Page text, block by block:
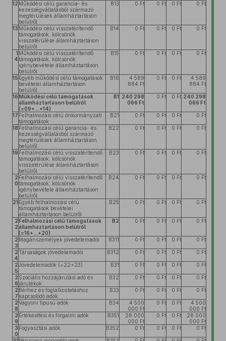
12 Működési célú garancia- és
kezességvállalásból származó
megtérülések államháztartáson
belülről
B13 0 Ft 0 Ft 0 Ft 0 Ft
13 Működési célú visszatérítendő
támogatások, kölcsönök
visszatérülése államháztartáson
belülről
B14 0 Ft 0 Ft 0 Ft 0 Ft
1
4
Működési célú visszatérítendő
támogatások, kölcsönök
igénybevétele államháztartáson
belülről
B15 0 Ft 0 Ft 0 Ft 0 Ft
15 Egyéb működési célú támogatások
bevételei államháztartáson
belülről
B16
4 589
884 Ft
0 Ft 0 Ft
4 589
884 Ft
16Működési célú támogatások
államháztartáson belülről
(=09+...+14)
B1 240 298
066 Ft
0 Ft 0 Ft 240 298
066 Ft
17 Felhalmozási célú önkormányzati
támogatások
B21 0 Ft 0 Ft 0 Ft 0 Ft
18 Felhalmozási célú garancia- és
kezességvállalásból származó
megtérülések államháztartáson
belülről
B22 0 Ft 0 Ft 0 Ft 0 Ft
19 Felhalmozási célú visszatérítendő
támogatások, kölcsönök
visszatérülése államháztartáson
belülről
B23 0 Ft 0 Ft 0 Ft 0 Ft
2
0
Felhalmozási célú visszatérítendő
támogatások, kölcsönök
igénybevétele államháztartáson
belülről
B24 0 Ft 0 Ft 0 Ft 0 Ft
21 Egyéb felhalmozási célú
támogatások bevételei
államháztartáson belülről
B25 0 Ft 0 Ft 0 Ft 0 Ft
2
2
Felhalmozási célú támogatások
államháztartáson belülről
(=16+...+20)
B2 0 Ft 0 Ft 0 Ft 0 Ft
2
3
Magánszemélyek jövedelemadói B311 0 Ft 0 Ft 0 Ft 0 Ft
2
4
Társaságok jövedelemadói B312 0 Ft 0 Ft 0 Ft 0 Ft
2
5
Jövedelemadók (=22+23) B31 0 Ft 0 Ft 0 Ft 0 Ft
2
6
Szociális hozzájárulási adó és
járulékok
B32 0 Ft 0 Ft 0 Ft 0 Ft
2
7
Bérhez és foglalkoztatáshoz
kapcsolódó adók
B33 0 Ft 0 Ft 0 Ft 0 Ft
2
8
Vagyoni tipusú adók B34
4 500
000 Ft
0 Ft 0 Ft
4 500
000 Ft
2
9
Értékesítési és forgalmi adók B351
28 000
000 Ft
0 Ft 0 Ft
28 000
000 Ft
3
0
Fogyasztási adók B352 0 Ft 0 Ft 0 Ft 0 Ft